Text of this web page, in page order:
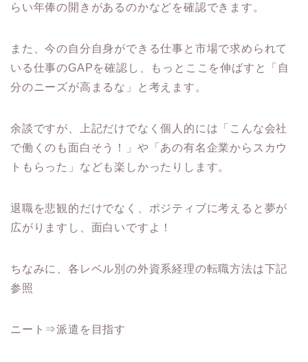
らい年俸の開きがあるのかなどを確認できます。
また、今の自分自身ができる仕事と市場で求められて
いる仕事のGAPを確認し、もっとここを伸ばすと「自
分のニーズが高まるな」と考えます。
余談ですが、上記だけでなく個人的には「こんな会社
で働くのも面白そう！」や「あの有名企業からスカウ
トもらった」なども楽しかったりします。
退職を悲観的だけでなく、ポジティブに考えると夢が
広がりますし、面白いですよ！
ちなみに、各レベル別の外資系経理の転職方法は下記
参照
ニート⇒派遣を目指す